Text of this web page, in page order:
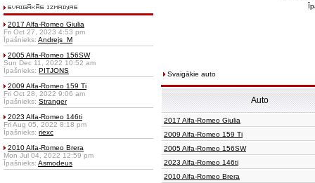
2017 Alfa-Romeo Giulia
Fri Oct 27, 2023 4:53 pm
Īpašnieks: Andrejs_M
2005 Alfa-Romeo 156SW
Sun Dec 11, 2022 10:52 am
Īpašnieks: PITJONS
2009 Alfa-Romeo 159 Ti
Fri Oct 28, 2022 9:06 am
Īpašnieks: Stranger
2023 Alfa-Romeo 146ti
Fri Aug 05, 2022 8:18 pm
Īpašnieks: riexc
2010 Alfa-Romeo Brera
Mon Jul 04, 2022 12:59 pm
Īpašnieks: Asmodeus
Svaigākie auto
Auto
2017 Alfa-Romeo Giulia
2009 Alfa-Romeo 159 Ti
2005 Alfa-Romeo 156SW
2023 Alfa-Romeo 146ti
2010 Alfa-Romeo Brera